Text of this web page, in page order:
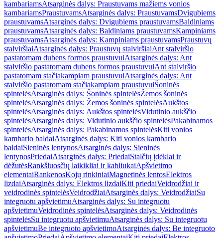
kambariamsAtsarginės dalys: Praustuvams mažiems vonios
kambariamsPraustuvamsAtsarginės dalys: PraustuvamsDvigubiems
praustuvamsAtsarginės dalys: Dvigubiems praustuvamsBaldiniams
praustuvamsAtsarginės dalys: Baldiniams praustuvamsKampiniams
praustuvamsAtsarginės dalys: Kampiniams praustuvamsPraustuvų
stalviršiaiAtsarginės dalys: Praustuvų stalviršiaiAnt stalviršio
pastatomam dubens formos praustuvuiAtsarginės dalys: Ant
stalviršio pastatomam dubens formos praustuvuiAnt stalviršio
pastatomam stačiakampiam praustuvuiAtsarginės dalys: Ant
stalviršio pastatomam stačiakampiam praustuvuiŠoninės
spintelėsAtsarginės dalys: Šoninės spintelėsŽemos šoninės
spintelėsAtsarginės dalys: Žemos šoninės spintelėsAukštos
spintelėsAtsarginės dalys: Aukštos spintelėsVidutinio aukščio
spintelėsAtsarginės dalys: Vidutinio aukščio spintelėsPakabinamos
spintelėsAtsarginės dalys: Pakabinamos spintelėsKiti vonios
kambario baldaiAtsarginės dalys: Kiti vonios kambario
baldaiSieninės lentynosAtsarginės dalys: Sieninės
lentynosPriedaiAtsarginės dalys: PriedaiStalčių įdėklai ir
dėžutėsRankšluosčių laikikliai ir kabliukaiApšvietimo
elementaiRankenosKojų rinkiniaiMagnetinės lentosElektros
lizdaiAtsarginės dalys: Elektros lizdaiKiti priedaiVeidrodžiai ir
veidrodinės spintelėsVeidrodžiaiAtsarginės dalys: VeidrodžiaiSu
integruotu apšvietimuAtsarginės dalys: Su integruotu
apšvietimuVeidrodinės spintelėsAtsarginės dalys: Veidrodinės
spintelėsSu integruotu apšvietimuAtsarginės dalys: Su integruotu
apšvietimuBe integruoto apšvietimoAtsarginės dalys: Be integruoto